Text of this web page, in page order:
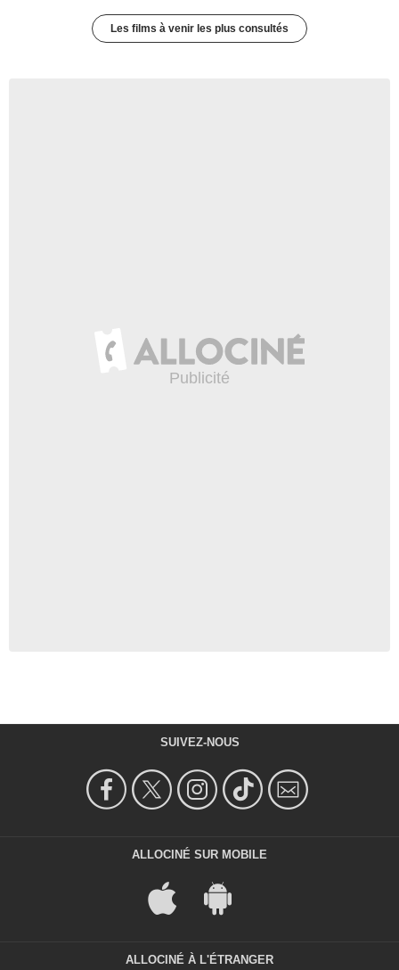
Les films à venir les plus consultés
SUIVEZ-NOUS
ALLOCINÉ SUR MOBILE
ALLOCINÉ À L'ÉTRANGER